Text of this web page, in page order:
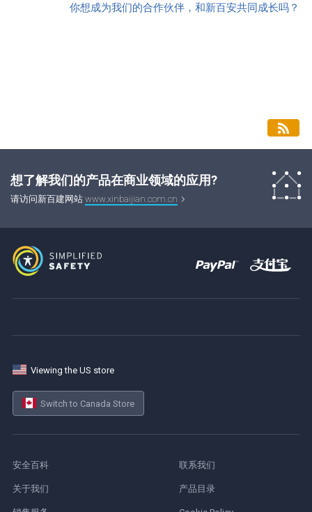
你想成为我们的合作伙伴，和新百安共同成长吗？
想了解我们的产品在商业领域的应用?
请访问新百建网站 www.xinbaijian.com.cn
Viewing the US store
Switch to Canada Store
安全百科
关于我们
联系我们
产品目录